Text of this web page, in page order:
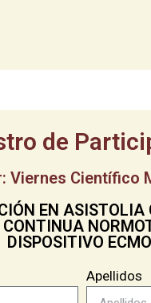
de
Viernes Científico
EN ASISTOLIA
CONTINUA
DISPOSITIVO
Apellidos